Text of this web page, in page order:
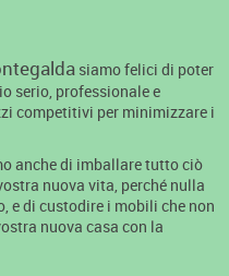
siamo felici di poter
serio, professionale e
competitivi per minimizzare i
anche di imballare tutto ciò
nuova vita, perché nulla
e di custodire i mobili che non
nuova casa con la